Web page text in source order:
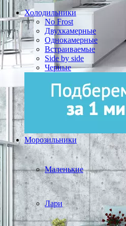
Холодильники
No Frost
Двухкамерные
Однокамерные
Встраиваемые
Side by side
Черные
Морозильники
Маленькие
Лари